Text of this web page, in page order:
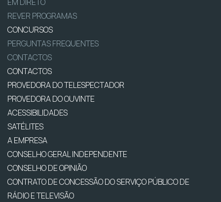
EM DIRETO
REVER PROGRAMAS
CONCURSOS
PERGUNTAS FREQUENTES
CONTACTOS
CONTACTOS
PROVEDORA DO TELESPECTADOR
PROVEDORA DO OUVINTE
ACESSIBILIDADES
SATÉLITES
A EMPRESA
CONSELHO GERAL INDEPENDENTE
CONSELHO DE OPINIÃO
CONTRATO DE CONCESSÃO DO SERVIÇO PÚBLICO DE
RÁDIO E TELEVISÃO